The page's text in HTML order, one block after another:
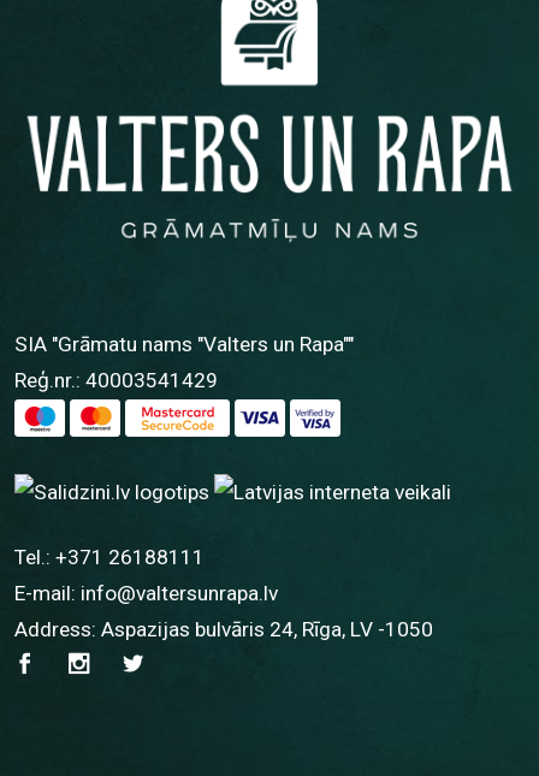
SIA "Grāmatu nams "Valters un Rapa""
Reģ.nr.: 40003541429
Tel.: +371 26188111
E-mail: info@valtersunrapa.lv
Address: Aspazijas bulvāris 24, Rīga, LV -1050